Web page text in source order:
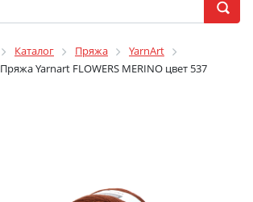
Каталог Пряжа
YarnArt
Пряжа Yarnart FLOWERS MERINO цвет 537